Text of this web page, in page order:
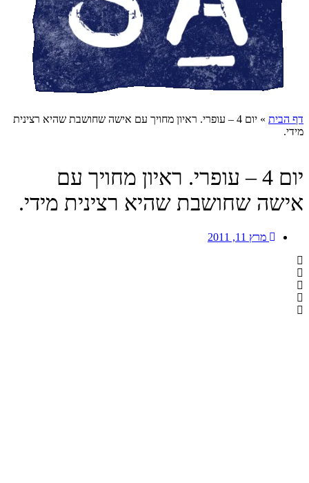
דף הבית »
יום 4 – עופרי. ראיון מחויך עם אישה שחושבת שהיא רצינית
מידי.
יום 4 – עופרי. ראיון מחויך עם
אישה שחושבת שהיא רצינית מידי.
מרץ 11, 2011